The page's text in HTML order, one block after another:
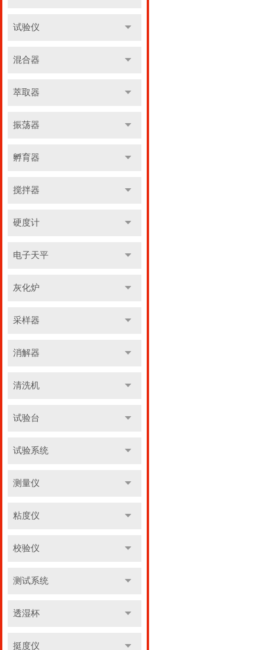
试验仪
混合器
萃取器
振荡器
孵育器
搅拌器
硬度计
电子天平
灰化炉
采样器
消解器
清洗机
试验台
试验系统
测量仪
粘度仪
校验仪
测试系统
透湿杯
挺度仪